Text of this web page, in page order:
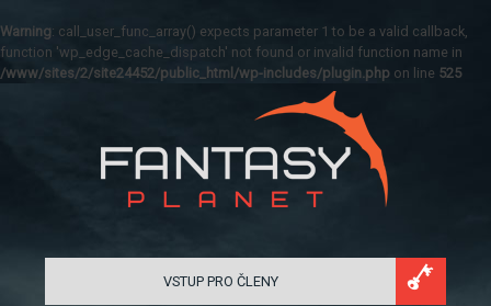
Warning: call_user_func_array() expects parameter 1 to be a valid callback,
function 'wp_edge_cache_dispatch' not found or invalid function name in
/www/sites/2/site24452/public_html/wp-includes/plugin.php on line 525
VSTUP PRO ČLENY